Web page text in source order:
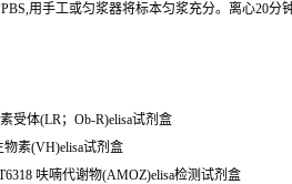
用手工或匀浆器将标本匀浆充分。离心20
受体(LR；Ob-R)elisa试剂盒
物素(VH)elisa试剂盒
呋喃代谢物(AMOZ)elisa检测试剂盒